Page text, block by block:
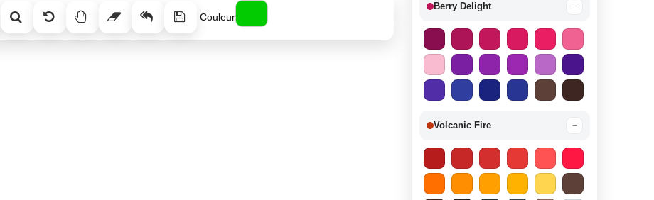
Couleur
Berry Delight −
Volcanic Fire −